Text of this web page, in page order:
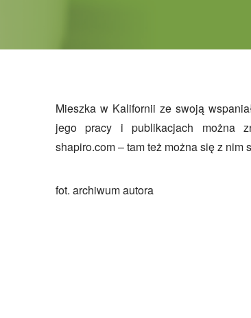
shapiro.com – tam też można się z nim
fot. archiwum autora